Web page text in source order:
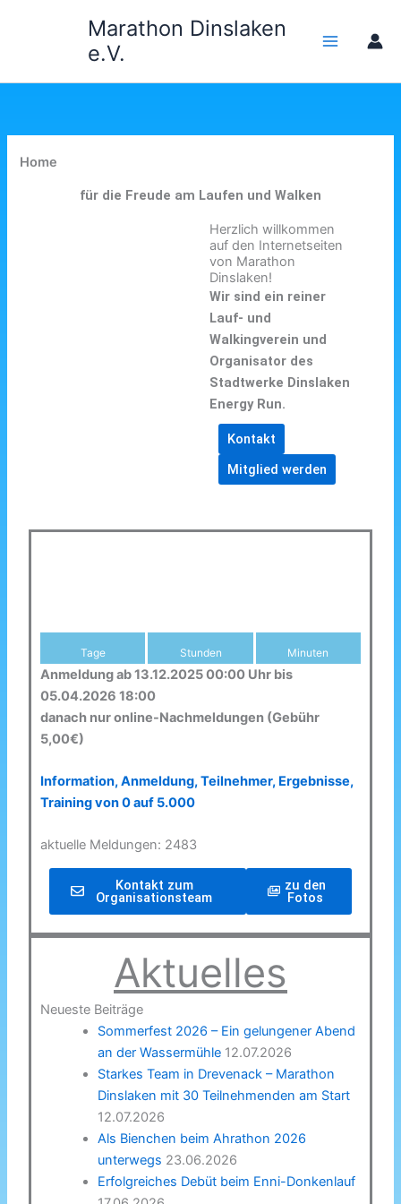
Marathon Dinslaken
e.V.
Home
für die Freude am Laufen und Walken
Herzlich willkommen
auf den Internetseiten
von Marathon
Dinslaken!
Wir sind ein reiner
Lauf- und
Walkingverein und
Organisator des
Stadtwerke Dinslaken
Energy Run.
Kontakt
Mitglied werden
Tage Stunden Minuten
Anmeldung ab 13.12.2025 00:00 Uhr bis
05.04.2026 18:00
danach nur online-Nachmeldungen (Gebühr
5,00€)
Information, Anmeldung, Teilnehmer, Ergebnisse,
Training von 0 auf 5.000
aktuelle Meldungen: 2483
Kontakt zum
Organisationsteam
zu den
Fotos
Aktuelles
Neueste Beiträge
Sommerfest 2026 – Ein gelungener Abend
an der Wassermühle 12.07.2026
Starkes Team in Drevenack – Marathon
Dinslaken mit 30 Teilnehmenden am Start
12.07.2026
Als Bienchen beim Ahrathon 2026
unterwegs 23.06.2026
Erfolgreiches Debüt beim Enni-Donkenlauf